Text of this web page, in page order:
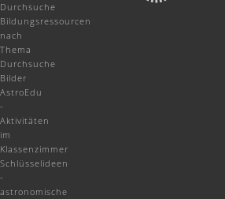
Durchsuche
Bildungsressourcen
nach
Thema
Durchsuche
Bilder
AstroEdu
-
Aktivitäten
im
Klassenzimmer
Schlüsselideen
-
astronomische